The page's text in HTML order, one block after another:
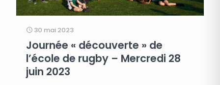
30 mai 2023
Journée « découverte » de
l’école de rugby – Mercredi 28
juin 2023